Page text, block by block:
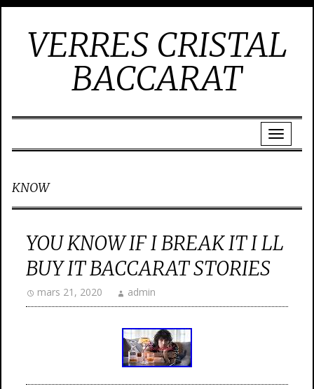
VERRES CRISTAL
BACCARAT
KNOW
YOU KNOW IF I BREAK IT I LL
BUY IT BACCARAT STORIES
mars 21, 2020 admin